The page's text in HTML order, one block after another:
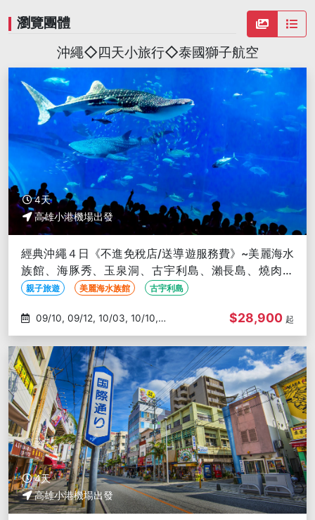
瀏覽團體
沖繩◇四天小旅行◇泰國獅子航空
4天
高雄小港機場出發
經典沖繩４日《不進免稅店/送導遊服務費》~美麗海水
族館、海豚秀、玉泉洞、古宇利島、瀨長島、燒肉放
題-高雄出發
親子旅遊 美麗海水族館 古宇利島
10/15
$28,900 起
4天
高雄小港機場出發